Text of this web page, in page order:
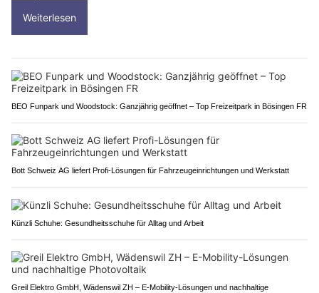
Weiterlesen
BEO Funpark und Woodstock: Ganzjährig geöffnet – Top Freizeitpark in Bösingen FR
Bott Schweiz AG liefert Profi-Lösungen für Fahrzeugeinrichtungen und Werkstatt
Künzli Schuhe: Gesundheitsschuhe für Alltag und Arbeit
Greil Elektro GmbH, Wädenswil ZH – E-Mobility-Lösungen und nachhaltige